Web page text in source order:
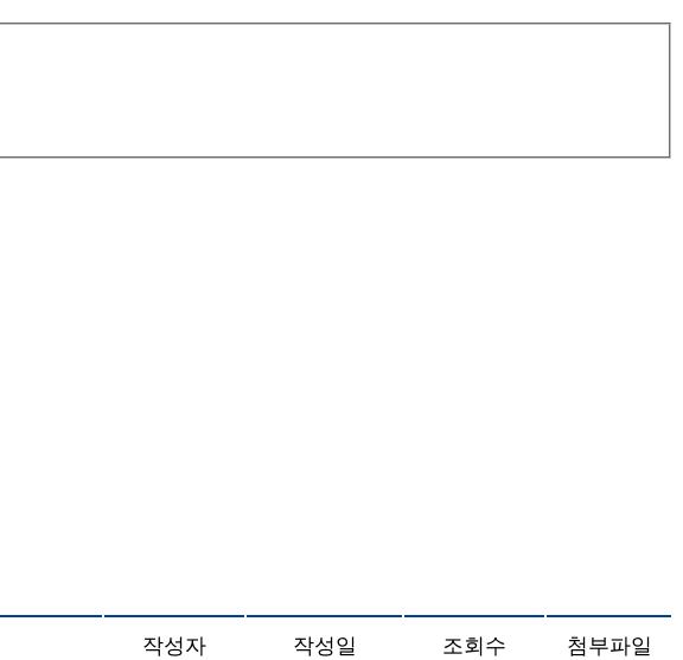
작성자 작성일 조회수 첨부파일